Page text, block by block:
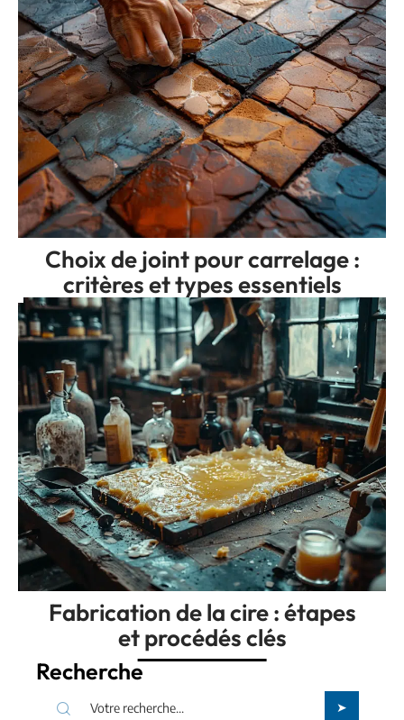
Choix de joint pour carrelage :
critères et types essentiels
Fabrication de la cire : étapes
et procédés clés
Recherche